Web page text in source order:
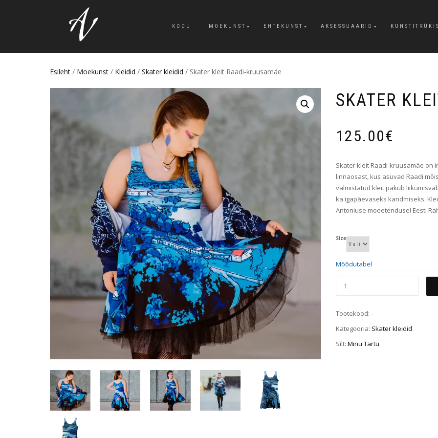
KODU MOEKUNST EHTEKUNST AKSESSUAARID
Esileht / Moekunst / Kleidid / Skater kleidid / Skater kleit Raadi-kruusamäe
SKATER
125.00€
Skater kleit Raadi-kruusamäe on
linnaosast, kus asuvad Raadi
valmistatud kleit pakub
ka igapäevaseks kandmiseks.
Antoniuse moeetendusel Eesti
Size
Mõõdutabel
Tootekood: -
Kategooria: Skater kleidid
Silt: Minu Tartu